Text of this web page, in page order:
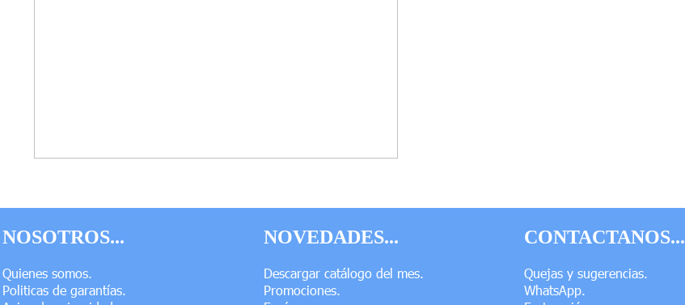
NOSOTROS...
Quienes somos.
Politicas de garantías.
NOVEDADES...
Descargar catálogo del mes.
Promociones.
CONTACTANOS...
Quejas y sugerencias.
WhatsApp.